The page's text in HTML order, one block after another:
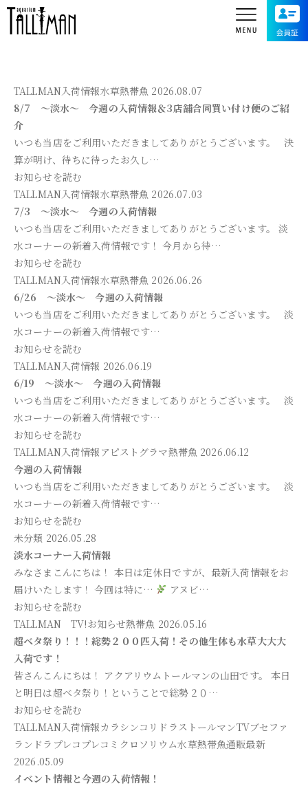
TALLMAN入荷情報水草熱帯魚 2026.08.07
8/7 ～淡水～ 今週の入荷情報＆3店舗合同買い付け便のご紹
介
いつも当店をご利用いただきましてありがとうございます。 決
算が明け、待ちに待ったお久し…
お知らせを読む
TALLMAN入荷情報水草熱帯魚 2026.07.03
7/3 ～淡水～ 今週の入荷情報
いつも当店をご利用いただきましてありがとうございます。 淡
水コーナーの新着入荷情報です！ 今月から待…
お知らせを読む
TALLMAN入荷情報水草熱帯魚 2026.06.26
6/26 ～淡水～ 今週の入荷情報
いつも当店をご利用いただきましてありがとうございます。 淡
水コーナーの新着入荷情報です…
お知らせを読む
TALLMAN入荷情報 2026.06.19
6/19 ～淡水～ 今週の入荷情報
いつも当店をご利用いただきましてありがとうございます。 淡
水コーナーの新着入荷情報です…
お知らせを読む
TALLMAN入荷情報 アピストグラマ熱帯魚 2026.06.12
今週の入荷情報
いつも当店をご利用いただきましてありがとうございます。 淡
水コーナーの新着入荷情報です…
お知らせを読む
未分類 2026.05.28
淡水コーナー入荷情報
みなさまこんにちは！ 本日は定休日ですが、最新入荷情報をお
届けいたします！ 今回は特に…
アヌビ…
お知らせを読む
TALLMAN TV!お知らせ熱帯魚 2026.05.16
超ベタ祭り！！！総勢２００匹入荷！その他生体も水草大大大
入荷です！
皆さんこんにちは！ アクアリウムトールマンの山田です。 本日
と明日は超ベタ祭り！ということで総勢２０…
お知らせを読む
TALLMAN入荷情報カラシンコリドラス トールマンTVブセファ
ランドラ プレコ プレコ ミクロソリウム水草熱帯魚通販最新
2026.05.09
イベント情報と今週の入荷情報！